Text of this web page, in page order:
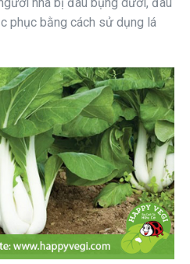
phục bằng cách sử dụng lá